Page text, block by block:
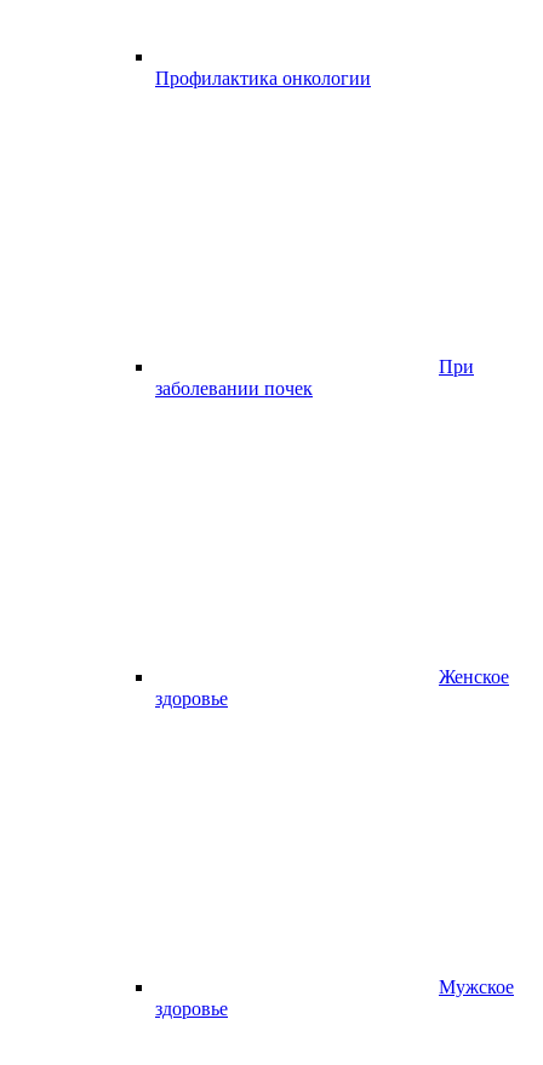
Профилактика онкологии
При
заболевании почек
Женское
здоровье
Мужское
здоровье